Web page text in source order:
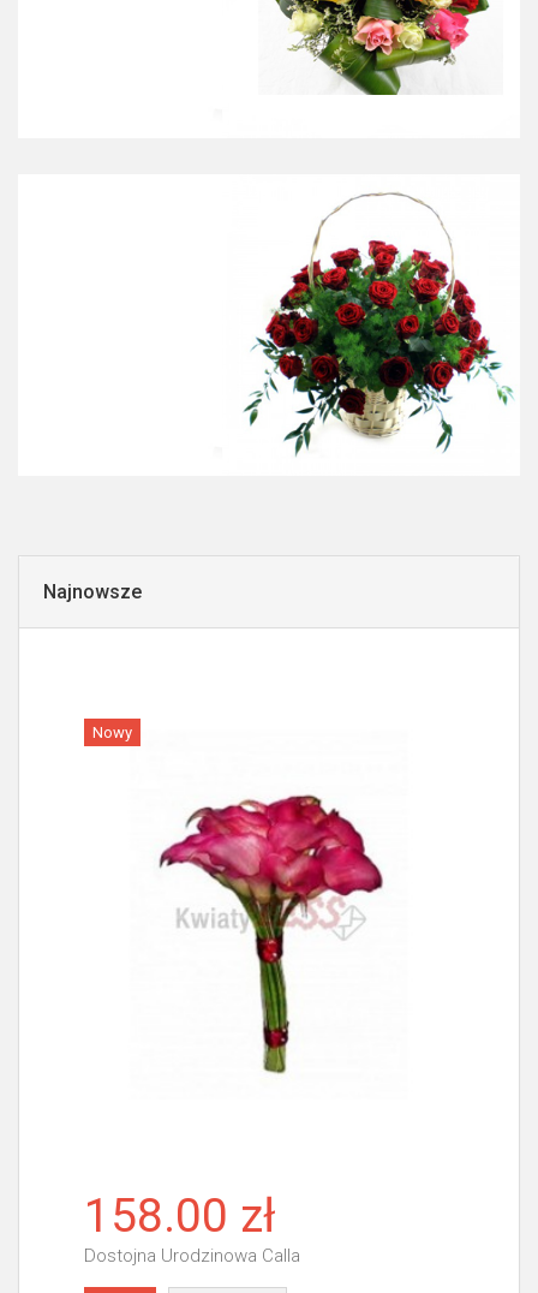
Najnowsze
Nowy
158.00 zł
Dostojna Urodzinowa Calla